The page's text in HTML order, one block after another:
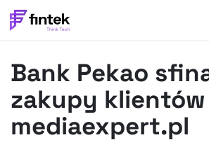
BANKOWOŚĆ
EVENTY
FELIETONY
WYWIADY
Bank Pekao
zakupy klientów
mediaexpert.pl